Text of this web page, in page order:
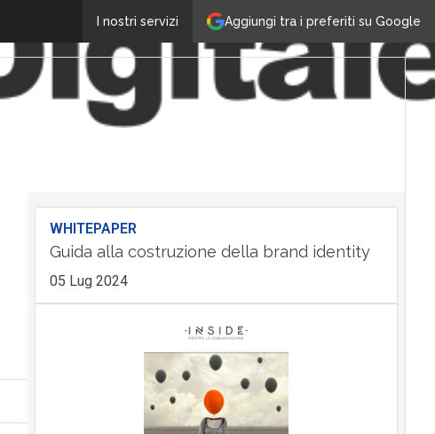
Aggiungi tra i preferiti su Google
I nostri servizi
WHITEPAPER
Guida alla costruzione della brand identity
05 Lug 2024